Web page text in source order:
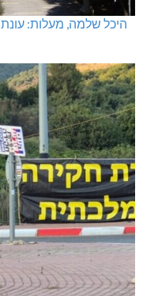
היכל שלמה, מעלות: עונת 26-27